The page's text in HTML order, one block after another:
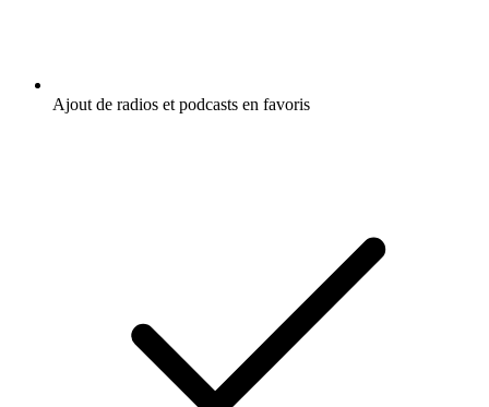
Ajout de radios et podcasts en favoris